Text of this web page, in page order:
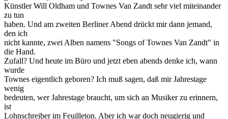
Künstler Will Oldham und Townes Van Zandt sehr viel miteinander
zu tun
haben. Und am zweiten Berliner Abend drückt mir dann jemand,
den ich
nicht kannte, zwei Alben namens "Songs of Townes Van Zandt" in
die Hand.
Zufall? Und heute im Büro und jetzt eben abends denke ich, wann
wurde
Townes eigentlich geboren? Ich muß sagen, daß mir Jahrestage
wenig
bedeuten, wer Jahrestage braucht, um sich an Musiker zu erinnern,
ist
Lohnschreiber im Feuilleton. Aber ich war doch neugierig und